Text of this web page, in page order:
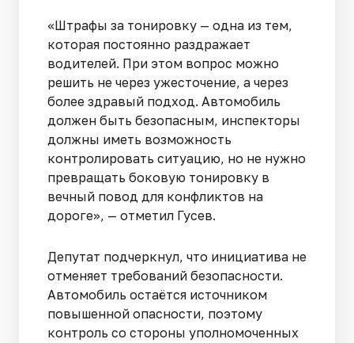
«Штрафы за тонировку — одна из тем,
которая постоянно раздражает
водителей. При этом вопрос можно
решить не через ужесточение, а через
более здравый подход. Автомобиль
должен быть безопасным, инспекторы
должны иметь возможность
контролировать ситуацию, но не нужно
превращать боковую тонировку в
вечный повод для конфликтов на
дороге», — отметил Гусев.
Депутат подчеркнул, что инициатива не
отменяет требований безопасности.
Автомобиль остаётся источником
повышенной опасности, поэтому
контроль со стороны уполномоченных